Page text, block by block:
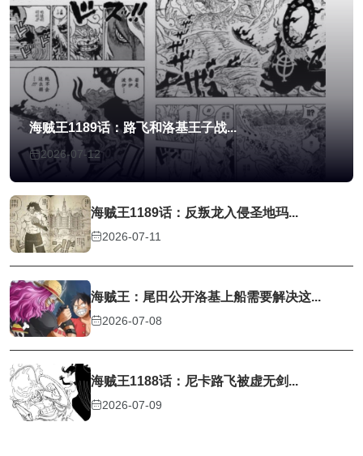
海贼王1189话：路飞和洛基王子战...
2026-07-12
海贼王1189话：反叛龙入侵圣地玛...
2026-07-11
海贼王：尾田公开洛基上船需要解决这...
2026-07-08
海贼王1188话：尼卡路飞被虚无剑...
2026-07-09